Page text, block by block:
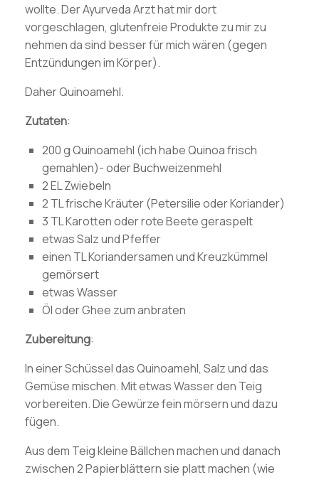
wollte. Der Ayurveda Arzt hat mir dort
vorgeschlagen, glutenfreie Produkte zu mir zu
nehmen da sind besser für mich wären (gegen
Entzündungen im Körper).
Daher Quinoamehl.
Zutaten:
200 g Quinoamehl (ich habe Quinoa frisch
gemahlen)- oder Buchweizenmehl
2 EL Zwiebeln
2 TL frische Kräuter (Petersilie oder Koriander)
3 TL Karotten oder rote Beete geraspelt
etwas Salz und Pfeffer
einen TL Koriandersamen und Kreuzkümmel
gemörsert
etwas Wasser
Öl oder Ghee zum anbraten
Zubereitung:
In einer Schüssel das Quinoamehl, Salz und das
Gemüse mischen. Mit etwas Wasser den Teig
vorbereiten. Die Gewürze fein mörsern und dazu
fügen.
Aus dem Teig kleine Bällchen machen und danach
zwischen 2 Papierblättern sie platt machen (wie